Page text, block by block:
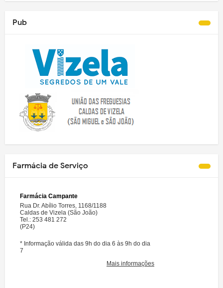
Pub
Farmácia de Serviço